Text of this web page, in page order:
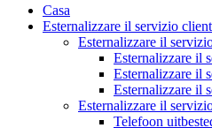
Casa
Esternalizzare il servizio
Esternalizzare il
Esternalizzare il
Esternalizzare il
Esternalizzare il
Esternalizzare il
Telefoon